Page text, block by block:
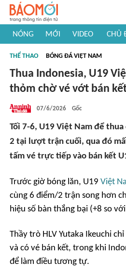
NÓNG MỚI VIDEO CHỦ
#Khám phá thế giới
THỂ THAO BÓNG ĐÁ VIỆT NAM
Thua Indonesia, U19
thỏm chờ vé vớt bán
07/6/2026 Gốc
Tối 7-6, U19 Việt Nam để
2 tại lượt trận cuối, qua đó
tấm vé trực tiếp vào bán kết
Trước giờ bóng lăn, U19 Việt
cùng 6 điểm/2 trận song hơn
hiệu số bàn thắng bại (+8 so
Thầy trò HLV Yutaka Ikeuchi
và có vé bán kết, trong khi
để làm điều tương tự.